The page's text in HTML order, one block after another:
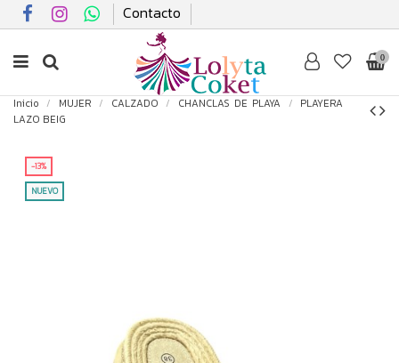
Contacto
0
Inicio MUJER CALZADO CHANCLAS DE PLAYA
PLAYERA
LAZO BEIG
-13%
NUEVO